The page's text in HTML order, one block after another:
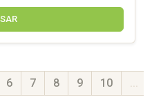
6 7 8 9 10